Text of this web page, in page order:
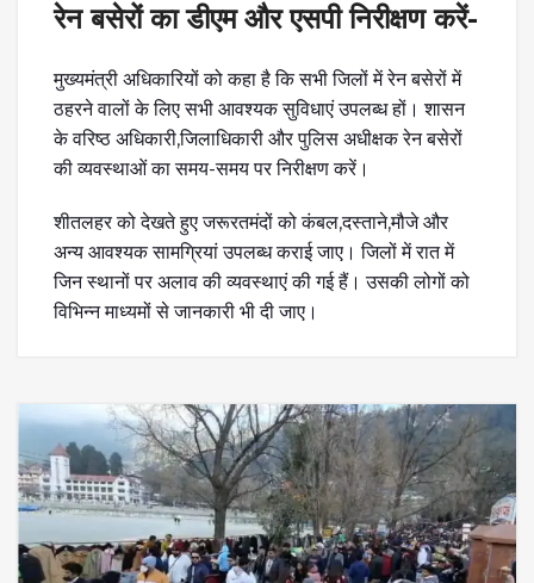
रेन बसेरों का डीएम और एसपी निरीक्षण करें-
मुख्यमंत्री अधिकारियों को कहा है कि सभी जिलों में रेन बसेरों में
ठहरने वालों के लिए सभी आवश्यक सुविधाएं उपलब्ध हों। शासन
के वरिष्ठ अधिकारी,जिलाधिकारी और पुलिस अधीक्षक रेन बसेरों
की व्यवस्थाओं का समय-समय पर निरीक्षण करें।
शीतलहर को देखते हुए जरूरतमंदों को कंबल,दस्ताने,मौजे और
अन्य आवश्यक सामग्रियां उपलब्ध कराई जाए। जिलों में रात में
जिन स्थानों पर अलाव की व्यवस्थाएं की गई हैं। उसकी लोगों को
विभिन्न माध्यमों से जानकारी भी दी जाए।